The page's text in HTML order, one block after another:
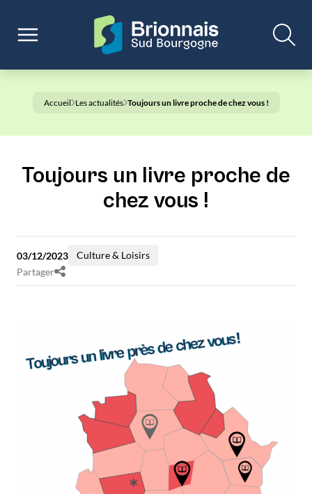
Accueil Les actualités Toujours un livre proche de chez vous !
Toujours un livre proche de
chez vous !
03/12/2023
Culture & Loisirs
Partager